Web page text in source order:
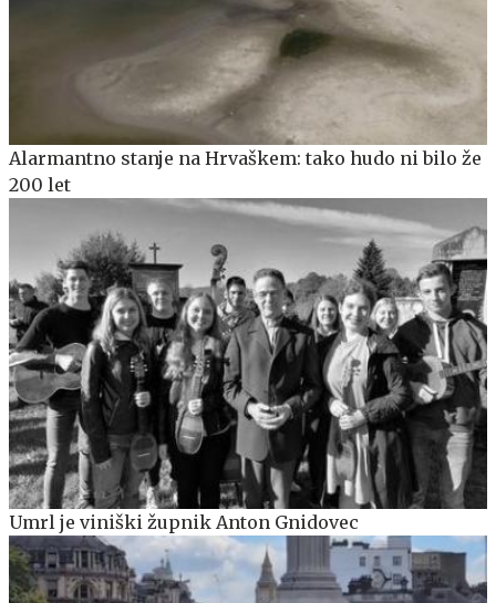
Alarmantno stanje na Hrvaškem: tako hudo ni bilo že
200 let
Umrl je viniški župnik Anton Gnidovec